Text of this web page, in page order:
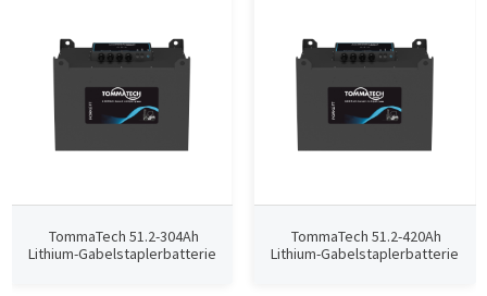
TommaTech 51.2-304Ah
Lithium-Gabelstaplerbatterie
TommaTech 51.2-420Ah
Lithium-Gabelstaplerbatterie